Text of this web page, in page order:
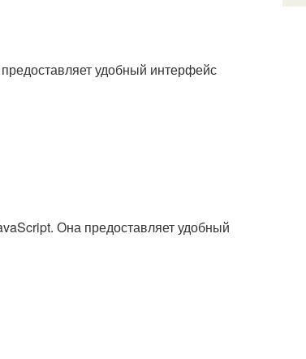
удобный интерфейс
Она предоставляет удобный